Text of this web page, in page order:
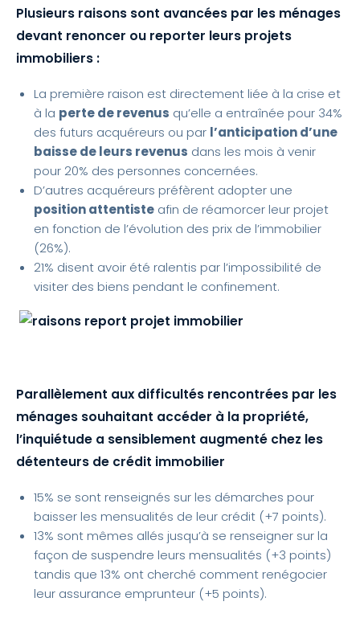
Plusieurs raisons sont avancées par les ménages
devant renoncer ou reporter leurs projets
immobiliers :
La première raison est directement liée à la crise et
à la perte de revenus qu’elle a entraînée pour 34%
des futurs acquéreurs ou par l’anticipation d’une
baisse de leurs revenus dans les mois à venir
pour 20% des personnes concernées.
D’autres acquéreurs préfèrent adopter une
position attentiste afin de réamorcer leur projet
en fonction de l’évolution des prix de l’immobilier
(26%).
21% disent avoir été ralentis par l’impossibilité de
visiter des biens pendant le confinement.
Parallèlement aux difficultés rencontrées par les
ménages souhaitant accéder à la propriété,
l’inquiétude a sensiblement augmenté chez les
détenteurs de crédit immobilier
15% se sont renseignés sur les démarches pour
baisser les mensualités de leur crédit (+7 points).
13% sont mêmes allés jusqu’à se renseigner sur la
façon de suspendre leurs mensualités (+3 points)
tandis que 13% ont cherché comment renégocier
leur assurance emprunteur (+5 points).